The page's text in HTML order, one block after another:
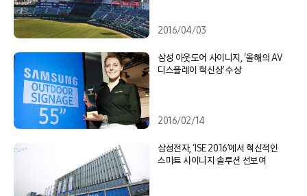
2016/04/03
삼성 아웃도어 사이니지, ‘올해의 AV
디스플레이 혁신상’ 수상
2016/02/14
삼성전자, ‘ISE 2016’에서 혁신적인
스마트 사이니지 솔루션 선보여